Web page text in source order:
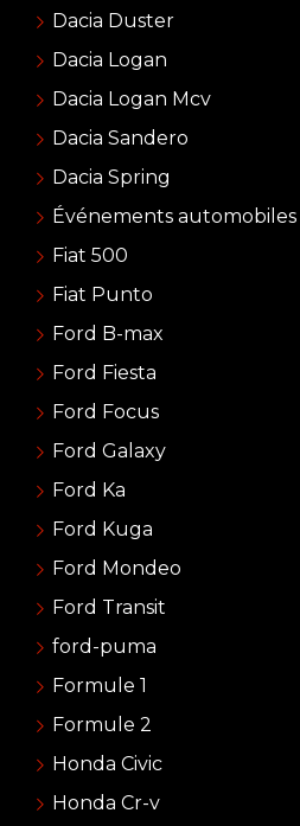
Dacia Duster
Dacia Logan
Dacia Logan Mcv
Dacia Sandero
Dacia Spring
Événements automobiles
Fiat 500
Fiat Punto
Ford B-max
Ford Fiesta
Ford Focus
Ford Galaxy
Ford Ka
Ford Kuga
Ford Mondeo
Ford Transit
ford-puma
Formule 1
Formule 2
Honda Civic
Honda Cr-v